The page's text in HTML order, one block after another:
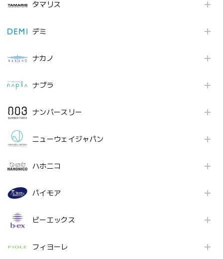
タマリス
デミ
ナカノ
ナプラ
ナンバースリー
ニューウェイジャパン
ハホニコ
パイモア
ビーエックス
フィヨーレ